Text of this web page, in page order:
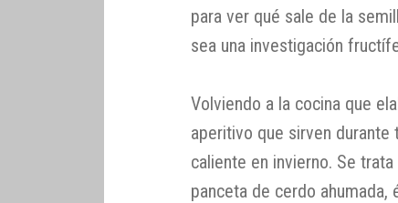
para ver qué sale de la
sea una investigación
Volviendo a la cocina que
aperitivo que sirven
caliente en invierno. Se trata
panceta de cerdo